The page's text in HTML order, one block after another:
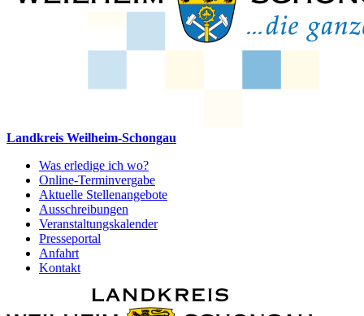
Landkreis Weilheim-Schongau
Was erledige ich wo?
Online-Terminvergabe
Aktuelle Stellenangebote
Ausschreibungen
Veranstaltungskalender
Presseportal
Anfahrt
Kontakt